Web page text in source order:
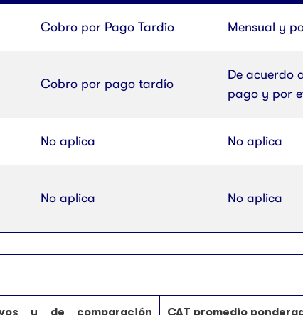
Cobro por Pago Tardío Mensual y
Cobro por pago tardío
De acuerdo
pago y por
No aplica No aplica
No aplica No aplica
y de comparación
CAT promedio